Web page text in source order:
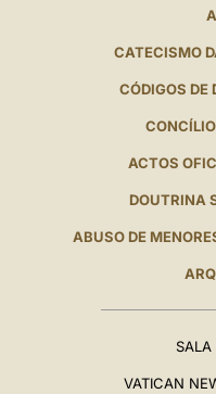
CATECISMO
CÓDIGOS DE
ACTOS
DOUTRINA
ABUSO DE
SALA
VATICAN